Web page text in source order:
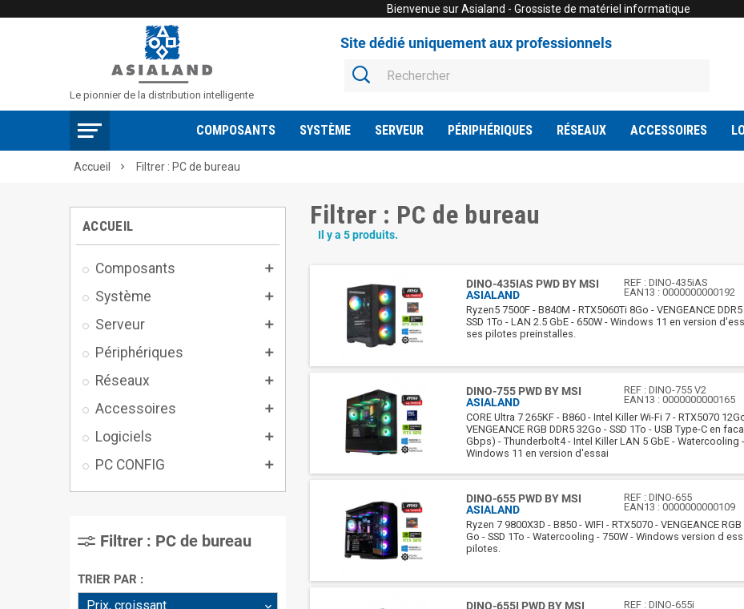
Bienvenue sur Asialand - Grossiste de matériel informatique
Le pionnier de la distribution intelligente
Site dédié uniquement aux professionnels
COMPOSANTS SYSTÈME SERVEUR PÉRIPHÉRIQUES RÉSEAUX ACCESSOIRES
Accueil  Filtrer : PC de bureau
ACCUEIL
Composants 
Système 
Serveur 
Périphériques 
Réseaux 
Accessoires 
Logiciels 
PC CONFIG 
Filtrer : PC de bureau
TRIER PAR :
Prix, croissant
Filtrer : PC de bureau
Il y a 5 produits.
DINO-435IAS PWD BY MSI
ASIALAND
REF :DINO-435iAS
EAN13 :0000000000192
Ryzen5 7500F - B840M - RTX5060Ti 8Go - VENGEANCE
SSD 1To - LAN 2.5 GbE - 650W - Windows 11 en version
ses pilotes preinstalles.
DINO-755 PWD BY MSI
ASIALAND
REF :DINO-755 V2
EAN13 :0000000000165
CORE Ultra 7 265KF - B860 - Intel Killer Wi-Fi 7 - RTX5070
VENGEANCE RGB DDR5 32Go - SSD 1To - USB Type-C en
Gbps) - Thunderbolt4 - Intel Killer LAN 5 GbE - Watercooling
Windows 11 en version d'essai
DINO-655 PWD BY MSI
ASIALAND
REF :DINO-655
EAN13 :0000000000109
Ryzen 7 9800X3D - B850 - WIFI - RTX5070 - VENGEANCE RGB
Go - SSD 1To - Watercooling - 750W - Windows version d
pilotes.
DINO-655I PWD BY MSI
REF :DINO-655i